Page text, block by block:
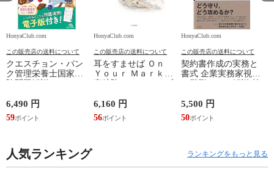
HonyaClub.com
この販売店の送料について
クエスチョン・バン
ク管理栄養士国家試
科学研究所
6,490 円
59
HonyaClub.com
この販売店の送料について
耳をすませば Ｏｎ
Ｙｏｕｒ Ｍａｒｋ /
6,160 円
56
HonyaClub.com
この販売店の送料について
契約書作成の実務と
書式 企業実務家視点
片山法律
5,500 円
50
人気ランキング ランキングをもっと見る